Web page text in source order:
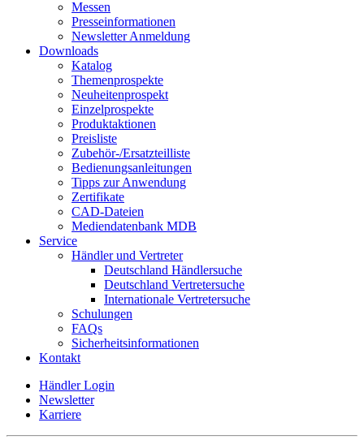
Messen
Presseinformationen
Newsletter Anmeldung
Downloads
Katalog
Themenprospekte
Neuheitenprospekt
Einzelprospekte
Produktaktionen
Preisliste
Zubehör-/Ersatzteilliste
Bedienungsanleitungen
Tipps zur Anwendung
Zertifikate
CAD-Dateien
Mediendatenbank MDB
Service
Händler und Vertreter
Deutschland Händlersuche
Deutschland Vertretersuche
Internationale Vertretersuche
Schulungen
FAQs
Sicherheitsinformationen
Kontakt
Händler Login
Newsletter
Karriere